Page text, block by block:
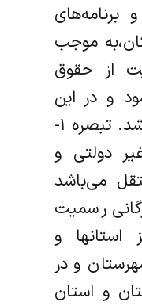
برنامه‌های
موجب
از حقوق
و در این
قانون«انجمن»خوانده خواهد شد. تبصره ۱-
دولتی و
می‌باشد
رسمیت
در مرکز استانها و
و در
و استان